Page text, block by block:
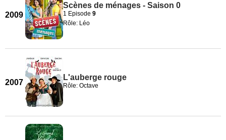
2009
Scènes de ménages - Saison 0
1 Episode 9
Rôle: Léo
2007
L'auberge rouge
Rôle: Octave